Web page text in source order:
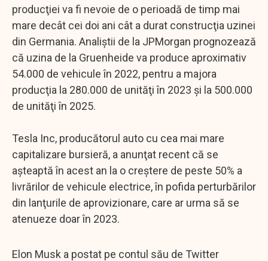
producţiei va fi nevoie de o perioadă de timp mai
mare decât cei doi ani cât a durat construcţia uzinei
din Germania. Analiştii de la JPMorgan prognozează
că uzina de la Gruenheide va produce aproximativ
54.000 de vehicule în 2022, pentru a majora
producţia la 280.000 de unităţi în 2023 şi la 500.000
de unităţi în 2025.
Tesla Inc, producătorul auto cu cea mai mare
capitalizare bursieră, a anunţat recent că se
aşteaptă în acest an la o creştere de peste 50% a
livrărilor de vehicule electrice, în pofida perturbărilor
din lanţurile de aprovizionare, care ar urma să se
atenueze doar în 2023.
Elon Musk a postat pe contul său de Twitter